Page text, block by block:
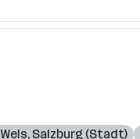
Wels, Salzburg (Stadt)